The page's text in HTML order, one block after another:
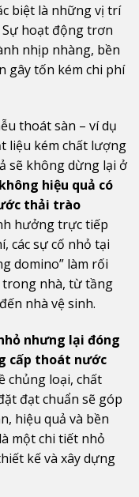
biệt là những vị trí
Sự hoạt động trơn
nhịp nhàng, bền
gây tốn kém chi phí
thoát sàn – ví dụ
liệu kém chất lượng
sẽ không dừng lại ở
hiệu quả có
thải trào
hưởng trực tiếp
các sự cố nhỏ tại
domino” làm rối
nhà, từ tầng
nhà vệ sinh.
nhưng lại đóng
cấp thoát nước
chủng loại, chất
đạt chuẩn sẽ góp
hiệu quả và bền
một chi tiết nhỏ
kế và xây dựng